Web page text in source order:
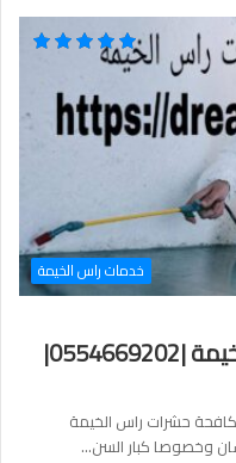
خدمات راس الخيمة
شركة مكافحة حشرات راس الخيمة |0554669202|
حشرات راس الخيمة
وخصوصا كبار السن…